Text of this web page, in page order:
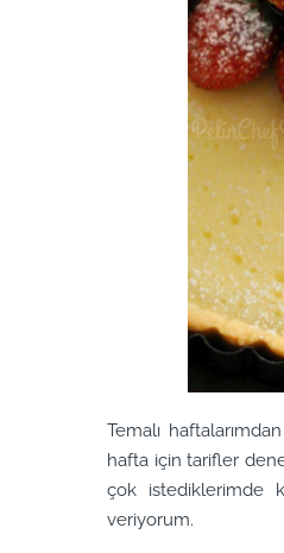
Temalı
hafta için tarifler
çok istediklerimde
veriyorum.